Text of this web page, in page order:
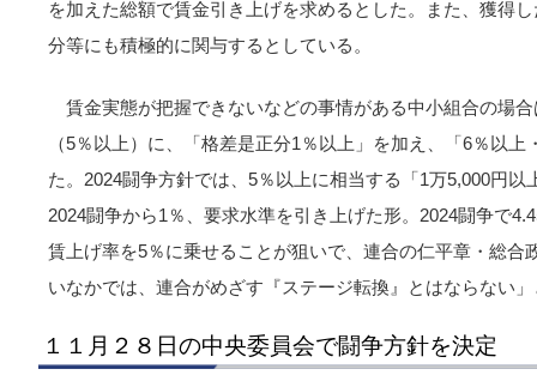
を加えた総額で賃金引き上げを求めるとした。また、獲得
分等にも積極的に関与するとしている。
賃金実態が把握できないなどの事情がある中小組合の場
（5％以上）に、「格差是正分1％以上」を加え、「6％以
た。2024闘争方針では、5％以上に相当する「1万5,000円
2024闘争から1％、要求水準を引き上げた形。2024闘争で
賃上げ率を5％に乗せることが狙いで、連合の仁平章・総合
いなかでは、連合がめざす『ステージ転換』とはならない
１１月２８日の中央委員会で闘争方針を決定